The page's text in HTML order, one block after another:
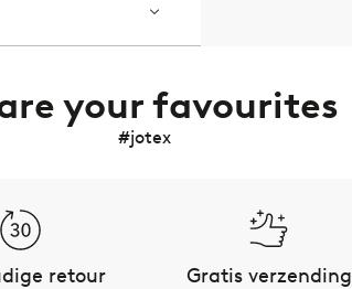
your favourites
#jotex
retour Gratis verzending